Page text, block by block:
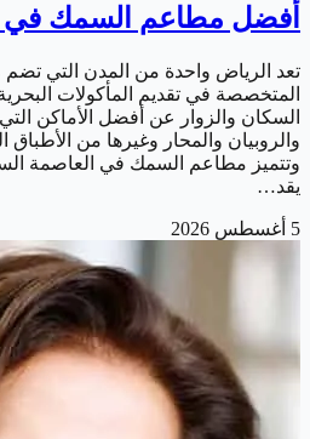
أفضل مطاعم السمك في
تعد الرياض واحدة من المدن التي
المتخصصة في تقديم المأكولات
السكان والزوار عن أفضل الأماكن
والروبيان والمحار وغيرها من الأطباق
وتتميز مطاعم السمك في العاصمة
يقد…
5 أغسطس 2026